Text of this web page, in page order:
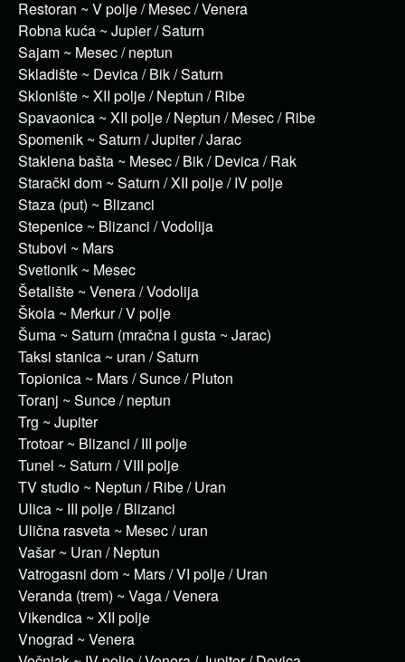
Restoran ~ V polje / Mesec / Venera
Robna kuća ~ Jupier / Saturn
Sajam ~ Mesec / neptun
Skladište ~ Devica / Bik / Saturn
Sklonište ~ XII polje / Neptun / Ribe
Spavaonica ~ XII polje / Neptun / Mesec / Ribe
Spomenik ~ Saturn / Jupiter / Jarac
Staklena bašta ~ Mesec / Bik / Devica / Rak
Starački dom ~ Saturn / XII polje / IV polje
Staza (put) ~ Blizanci
Stepenice ~ Blizanci / Vodolija
Stubovi ~ Mars
Svetionik ~ Mesec
Šetalište ~ Venera / Vodolija
Škola ~ Merkur / V polje
Šuma ~ Saturn (mračna i gusta ~ Jarac)
Taksi stanica ~ uran / Saturn
Topionica ~ Mars / Sunce / Pluton
Toranj ~ Sunce / neptun
Trg ~ Jupiter
Trotoar ~ Blizanci / III polje
Tunel ~ Saturn / VIII polje
TV studio ~ Neptun / Ribe / Uran
Ulica ~ III polje / Blizanci
Ulična rasveta ~ Mesec / uran
Vašar ~ Uran / Neptun
Vatrogasni dom ~ Mars / VI polje / Uran
Veranda (trem) ~ Vaga / Venera
Vikendica ~ XII polje
Vnograd ~ Venera